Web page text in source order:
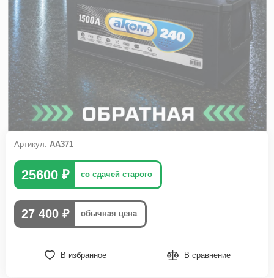
Артикул: АА371
25600 ₽ со сдачей старого
27 400 ₽ обычная цена
В избранное В сравнение